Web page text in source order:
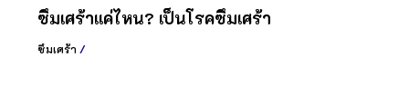
ซึมเศร้าแค่ไหน? เป็นโรคซึมเศร้า
ซึมเศร้า /